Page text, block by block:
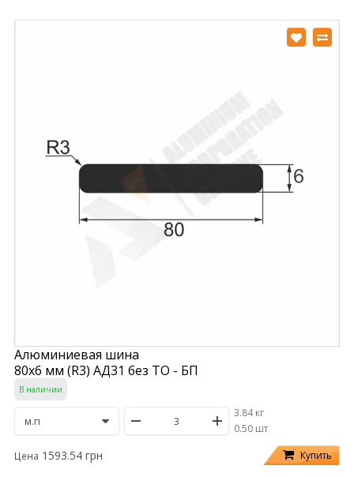
Алюминиевая шина
80х6 мм (R3) АД31 без ТО - БП
В наличии
3.84 кг
/0.50 шт
Цена 1593.54 грн Купить